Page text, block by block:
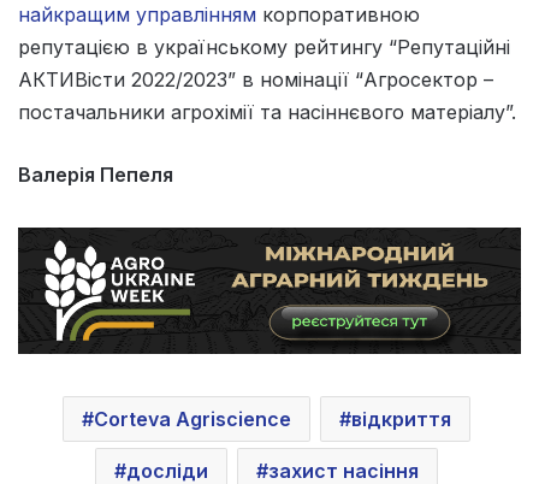
найкращим управлінням корпоративною
репутацією в українському рейтингу “Репутаційні
АКТИВісти 2022/2023” в номінації “Агросектор –
постачальники агрохімії та насіннєвого матеріалу”.
Валерія Пепеля
Corteva Agriscience відкриття
досліди захист насіння